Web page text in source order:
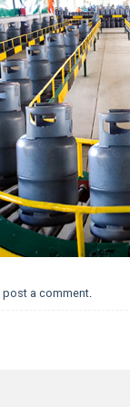
post a comment.